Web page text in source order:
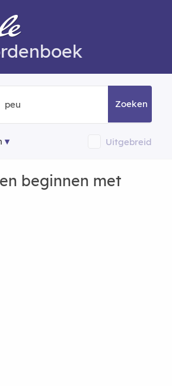
Zoeken
Uitgebreid
beginnen met